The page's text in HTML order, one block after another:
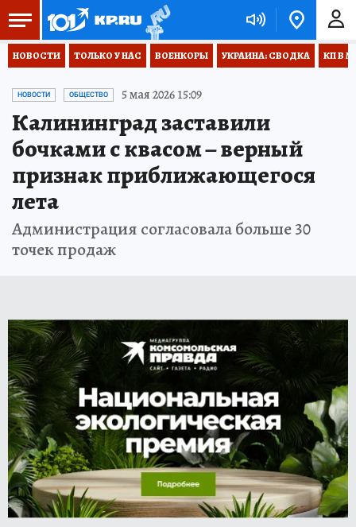
НОВОСТИ ТОЛЬКО У НАС ВОЕНКОРЫ УКРАИНА: СВОДКА КП В
НОВОСТИ ОБЩЕСТВО 5 мая 2026 15:09
Калининград заставили
бочками с квасом – верный
признак приближающегося
лета
Администрация согласовала больше 30
точек продаж